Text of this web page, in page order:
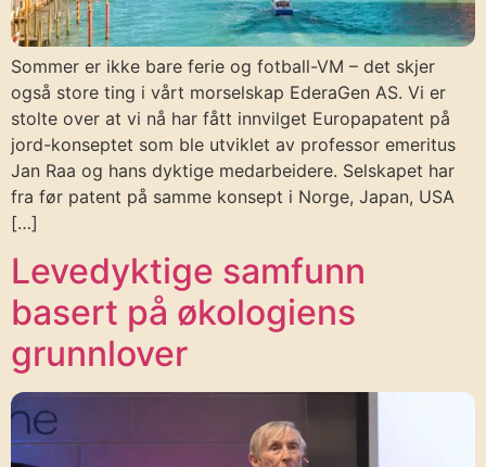
Sommer er ikke bare ferie og fotball-VM – det skjer
også store ting i vårt morselskap EderaGen AS. Vi er
stolte over at vi nå har fått innvilget Europapatent på
jord-konseptet som ble utviklet av professor emeritus
Jan Raa og hans dyktige medarbeidere. Selskapet har
fra før patent på samme konsept i Norge, Japan, USA
[…]
Levedyktige samfunn
basert på økologiens
grunnlover